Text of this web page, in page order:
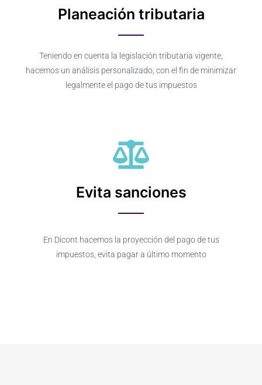
Planeación tributaria
Teniendo en cuenta la legislación tributaria vigente,
hacemos un análisis personalizado, con el fin de minimizar
legalmente el pago de tus impuestos
Evita sanciones
En Dicont hacemos la proyección del pago de tus
impuestos, evita pagar a último momento